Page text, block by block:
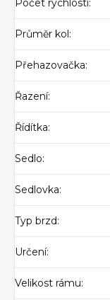
Počet rychlostí:
Průměr kol :
Přehazovačka:
Řazení:
Řídítka:
Sedlo:
Sedlovka:
Typ brzd:
Určení:
Velikost rámu: